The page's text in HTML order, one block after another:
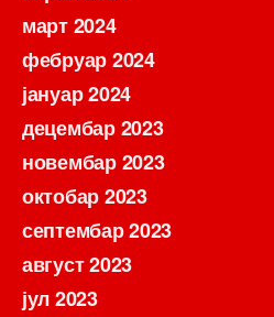
март 2024
фебруар 2024
јануар 2024
децембар 2023
новембар 2023
октобар 2023
септембар 2023
август 2023
јул 2023